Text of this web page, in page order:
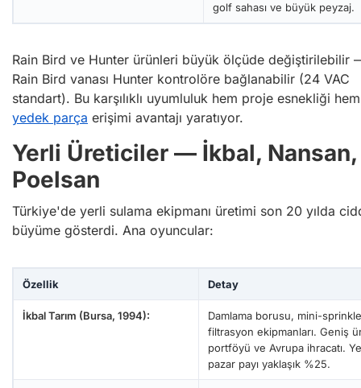
golf sahası ve büyük peyzaj.
Rain Bird ve Hunter ürünleri büyük ölçüde değiştirilebilir
Rain Bird vanası Hunter kontrolöre bağlanabilir (24 VAC
standart). Bu karşılıklı uyumluluk hem proje esnekliği hem
yedek parça erişimi avantajı yaratıyor.
Yerli Üreticiler — İkbal, Nansan,
Poelsan
Türkiye'de yerli sulama ekipmanı üretimi son 20 yılda
büyüme gösterdi. Ana oyuncular:
Özellik Detay
İkbal Tarım (Bursa, 1994):
Damlama borusu, mini-
filtrasyon ekipmanları. Geniş
portföyü ve Avrupa ihracatı.
pazar payı yaklaşık %25.